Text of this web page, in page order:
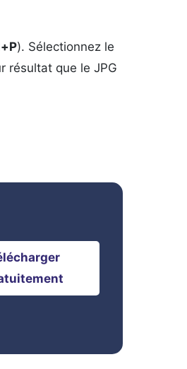
). Sélectionnez le
résultat que le JPG